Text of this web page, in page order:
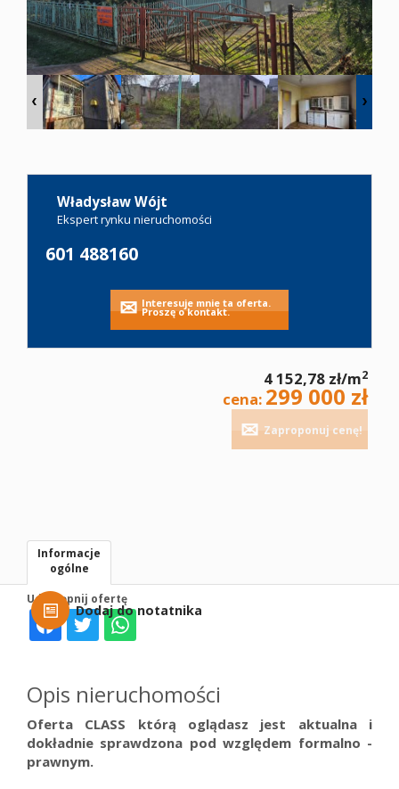
ofertę
Kariera
Władysław Wójt
Ekspert rynku nieruchomości
601 488160
Interesuje mnie ta oferta.
Proszę o kontakt.
4 152,78 zł/m2
cena: 299 000 zł
Zaproponuj cenę!
Dodaj do notatnika
Udostępnij ofertę
Informacje
ogólne
Opis nieruchomości
Oferta CLASS którą oglądasz jest aktualna i
dokładnie sprawdzona pod względem formalno -
prawnym.